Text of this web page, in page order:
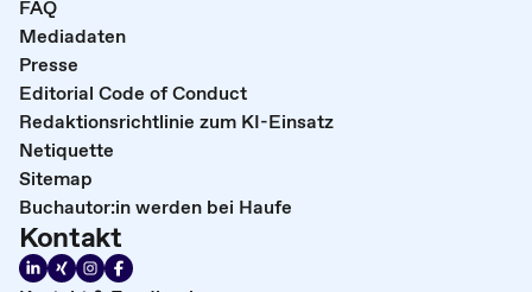
FAQ
Mediadaten
Presse
Editorial Code of Conduct
Redaktionsrichtlinie zum KI-Einsatz
Netiquette
Sitemap
Buchautor:in werden bei Haufe
Kontakt